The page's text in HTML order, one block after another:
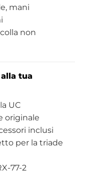
mani
non
tua
UC
originale
inclusi
per la triade
77-2